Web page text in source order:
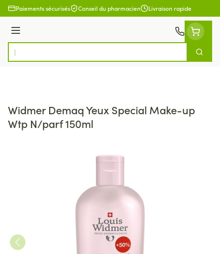
Aller au contenu
Paiements sécurisés Conseil du pharmacien Livraison rapide
Menu
Rechercher
Widmer Demaq Yeux Special Make-up
Wtp N/parf 150ml